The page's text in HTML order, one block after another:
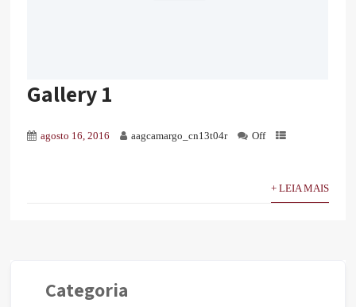
Gallery 1
agosto 16, 2016 aagcamargo_cn13t04r Off
+ LEIA MAIS
Categoria